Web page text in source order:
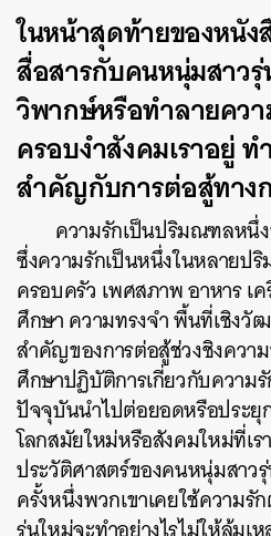
ในหน้าสุดท้ายของหนั
สื่อสารกับคนหนุ่มสาว
วิพากษ์หรือทำลายคว
ครอบงำสังคมเราอยู่ ท
สำคัญกับการต่อสู้ทาง
ความรักเป็นปริมณฑลหนึ่ง
ซึ่งความรักเป็นหนึ่งในหลายป
ครอบครัว เพศสภาพ อาหาร เ
ศึกษา ความทรงจำ พื้นที่เชิงวั
สำคัญของการต่อสู้ช่วงชิงควา
ศึกษาปฏิบัติการเกี่ยวกับความ
ปัจจุบันนำไปต่อยอดหรือประยุ
โลกสมัยใหม่หรือสังคมใหม่ที่เ
ประวัติศาสตร์ของคนหนุ่มสาว
ครั้งหนึ่งพวกเขาเคยใช้ความรั